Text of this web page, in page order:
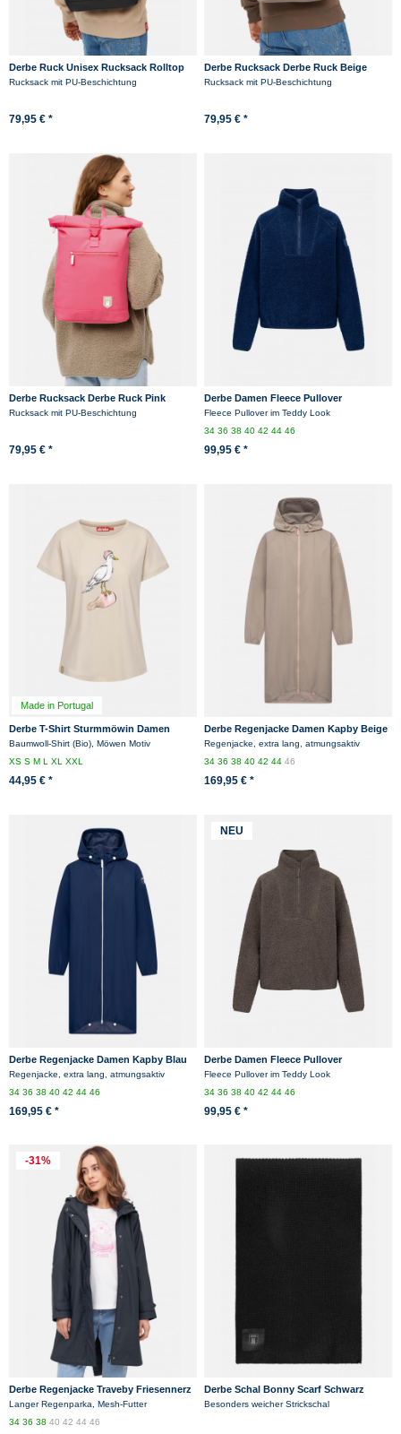
Derbe Ruck Unisex Rucksack Rolltop
Schwarz
Rucksack mit PU-Beschichtung
79,95 € *
Derbe Rucksack Derbe Ruck Beige
Rolltop Wasserabweisend
Rucksack mit PU-Beschichtung
79,95 € *
Derbe Rucksack Derbe Ruck Pink
Rolltop Wasserabweisend
Rucksack mit PU-Beschichtung
79,95 € *
Derbe Damen Fleece Pullover
Kuschelby Troyer Blau Teddy
Fleece Pullover im Teddy Look
34363840424446
99,95 € *
Made in Portugal
Derbe T-Shirt Sturmmöwin Damen
Beige GOTS Organic
Baumwoll-Shirt (Bio), Möwen Motiv
XSSMLXLXXL
44,95 € *
Derbe Regenjacke Damen Kapby Beige
Regenjacke, extra lang, atmungsaktiv
34363840424446
169,95 € *
Derbe Regenjacke Damen Kapby Blau
Regenjacke, extra lang, atmungsaktiv
34363840424446
169,95 € *
NEU
Derbe Damen Fleece Pullover
Kuschelby Troyer Braun Teddy
Fleece Pullover im Teddy Look
34363840424446
99,95 € *
-31%
Derbe Regenjacke Traveby Friesennerz
Plain Damen Dunkelblau
Langer Regenparka, Mesh-Futter
34363840424446
Derbe Schal Bonny Scarf Schwarz
Besonders weicher Strickschal